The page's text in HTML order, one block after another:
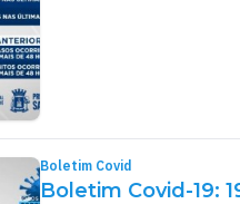
Boletim Covid
Boletim Covid-19: